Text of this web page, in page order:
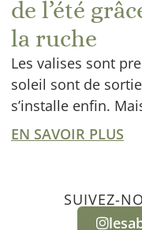
de l’été
la ruche
Les valises sont
soleil sont de
s’installe enfin.
EN SAVOIR PLUS
SUIVEZ-